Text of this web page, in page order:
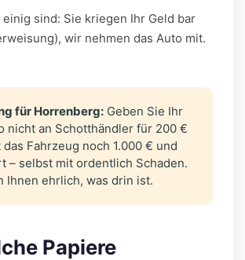
sind: Sie kriegen Ihr Geld bar
wir nehmen das Auto mit.
für Horrenberg: Geben Sie Ihr
nicht an Schotthändler für 200 €
das Fahrzeug noch 1.000 € und
– selbst mit ordentlich Schaden.
Ihnen ehrlich, was drin ist.
Papiere